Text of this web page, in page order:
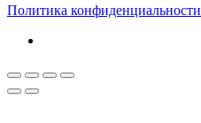
Политика конфиденциальности